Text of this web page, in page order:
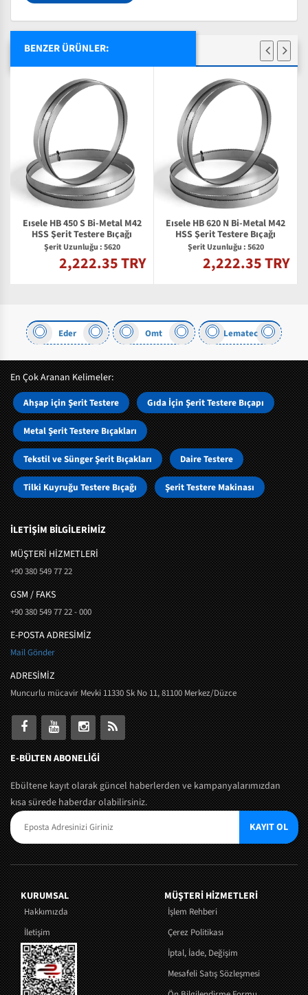
BENZER ÜRÜNLER:
Eısele HB 450 S Bi-Metal M42
HSS Şerit Testere Bıçağı
Şerit Uzunluğu : 5620
2,222.35 TRY
Eısele HB 620 N Bi-Metal M42
HSS Şerit Testere Bıçağı
Şerit Uzunluğu : 5620
2,222.35 TRY
Eder Omt Lematec
En Çok Aranan Kelimeler:
Ahşap için Şerit Testere Gıda İçin Şerit Testere Bıçapı
Metal Şerit Testere Bıçakları
Tekstil ve Sünger Şerit Bıçakları Daire Testere
Tilki Kuyruğu Testere Bıçağı Şerit Testere Makinası
İLETİŞİM BİLGİLERİMİZ
MÜŞTERI HIZMETLERI
+90 380 549 77 22
GSM / FAKS
+90 380 549 77 22 - 000
E-POSTA ADRESİMİZ
Mail Gönder
ADRESİMİZ
Muncurlu mücavir Mevki 11330 Sk No 11, 81100 Merkez/Düzce
E-BÜLTEN ABONELİĞİ
Ebültene kayıt olarak güncel haberlerden ve kampanyalarımızdan
kısa sürede haberdar olabilirsiniz.
KAYIT OL
KURUMSAL
Hakkımızda
İletişim
MÜŞTERI HIZMETLERI
İşlem Rehberi
Çerez Politikası
İptal, İade, Değişim
Mesafeli Satış Sözleşmesi